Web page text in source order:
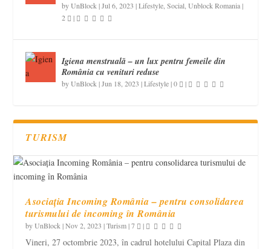
byUnBlock |Jul 6, 2023 |Lifestyle ,Social ,Unblock Romania|
2
|
Igiena menstruală – un lux pentru femeile din
România cu venituri reduse
byUnBlock |Jun 18, 2023 |Lifestyle|0 |
TURISM
Asociația Incoming România – pentru consolidarea
turismului de incoming în România
byUnBlock |Nov 2, 2023 |Turism|7 |
Vineri, 27 octombrie 2023, în cadrul hotelului Capital Plaza din